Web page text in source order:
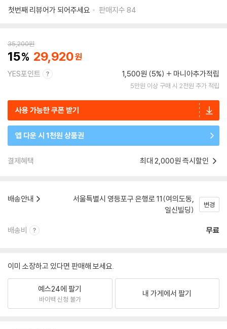
첫번째 리뷰어가 되어주세요
판매지수 84
35,200원
15 29,920
YES포인트 1,500원 (5%) 마니아추가적립
5만원 이상 구매 시 2천원 추가 적립
사용 가능한 쿠폰 받기
앱 다운 시 1천원 상품권
결제혜택 최대 2,000원 즉시할인
배송안내
서울특별시 영등포구 은행로 11(여의도동,
일신빌딩)
변경
배송비 무료
이미 소장하고 있다면 판매해 보세요.
예스24에 팔기
바이백 신청 불가
내 가게에서 팔기